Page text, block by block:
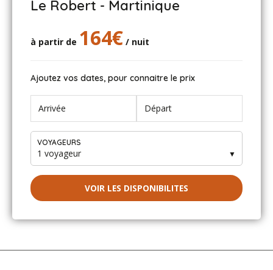
Le Robert - Martinique
à partir de 164€ / nuit
Ajoutez vos dates, pour connaitre le prix
VOYAGEURS
1 voyageur ▼
VOIR LES DISPONIBILITES